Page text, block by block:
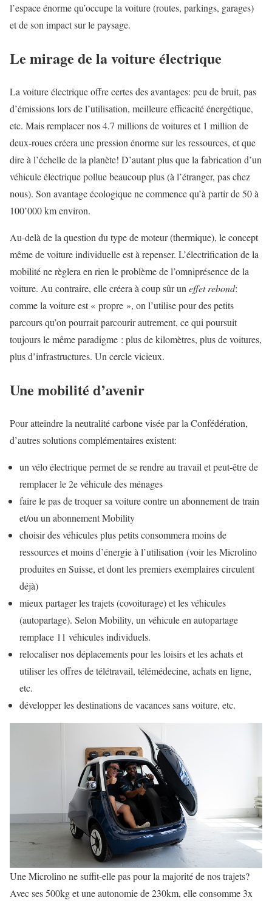
l’espace énorme qu’occupe la voiture (routes, parkings, garages)
et de son impact sur le paysage.
Le mirage de la voiture électrique
La voiture électrique offre certes des avantages: peu de bruit, pas
d’émissions lors de l’utilisation, meilleure efficacité énergétique,
etc. Mais remplacer nos 4.7 millions de voitures et 1 million de
deux-roues créera une pression énorme sur les ressources, et que
dire à l’échelle de la planète! D’autant plus que la fabrication d’un
véhicule électrique pollue beaucoup plus (à l’étranger, pas chez
nous). Son avantage écologique ne commence qu’à partir de 50 à
100’000 km environ.
Au-delà de la question du type de moteur (thermique), le concept
même de voiture individuelle est à repenser. L’électrification de la
mobilité ne règlera en rien le problème de l’omniprésence de la
voiture. Au contraire, elle créera à coup sûr un effet rebond:
comme la voiture est « propre », on l’utilise pour des petits
parcours qu’on pourrait parcourir autrement, ce qui poursuit
toujours le même paradigme : plus de kilomètres, plus de voitures,
plus d’infrastructures. Un cercle vicieux.
Une mobilité d’avenir
Pour atteindre la neutralité carbone visée par la Confédération,
d’autres solutions complémentaires existent:
un vélo électrique permet de se rendre au travail et peut-être de
remplacer le 2e véhicule des ménages
faire le pas de troquer sa voiture contre un abonnement de train
et/ou un abonnement Mobility
choisir des véhicules plus petits consommera moins de
ressources et moins d’énergie à l’utilisation (voir les Microlino
produites en Suisse, et dont les premiers exemplaires circulent
déjà)
mieux partager les trajets (covoiturage) et les véhicules
(autopartage). Selon Mobility, un véhicule en autopartage
remplace 11 véhicules individuels.
relocaliser nos déplacements pour les loisirs et les achats et
utiliser les offres de télétravail, télémédecine, achats en ligne,
etc.
développer les destinations de vacances sans voiture, etc.
Une Microlino ne suffit-elle pas pour la majorité de nos trajets?
Avec ses 500kg et une autonomie de 230km, elle consomme 3x